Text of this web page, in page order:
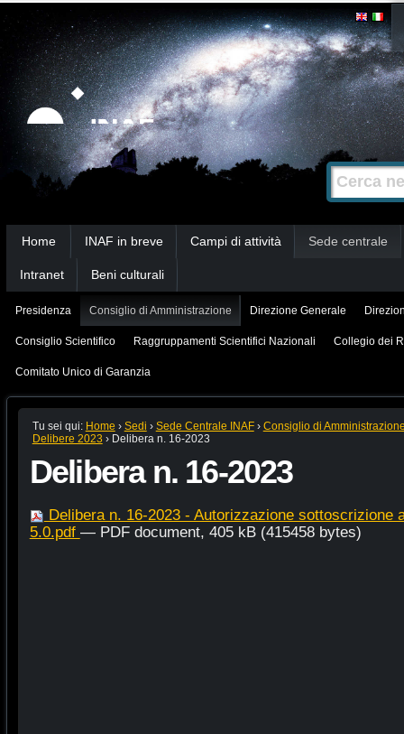
Strumenti
personali
Salta
contenuti.
|
Salta
alla
navigazione
Cerca nel
Ricerca
avanzata…
Home INAF in breve Campi di attività Sede centrale
Intranet Beni culturali
Presidenza Consiglio di Amministrazione Direzione Generale
Consiglio Scientifico Raggruppamenti Scientifici Nazionali Collegio dei
Comitato Unico di Garanzia
Tu sei qui: Home › Sedi › Sede Centrale INAF › Consiglio di
Delibere 2023 › Delibera n. 16-2023
Delibera n. 16-2023
Delibera n. 16-2023 - Autorizzazione sottoscrizione
5.0.pdf — PDF document, 405 kB (415458 bytes)